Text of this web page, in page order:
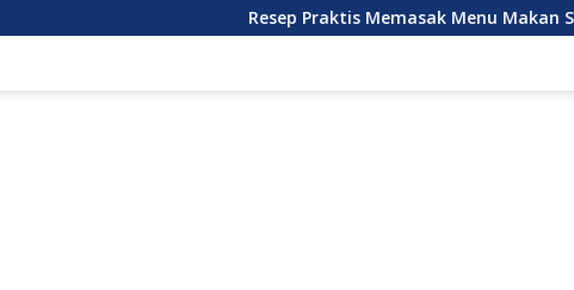
Resep Praktis Memasak Menu Makan Siang